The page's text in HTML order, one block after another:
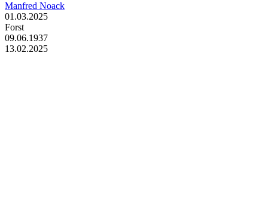
Manfred Noack
01.03.2025
Forst
09.06.1937
13.02.2025